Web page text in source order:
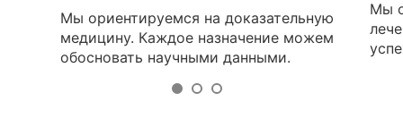
Мы ориентируемся на доказательную
медицину. Каждое назначение можем
обосновать научными данными.
Мы